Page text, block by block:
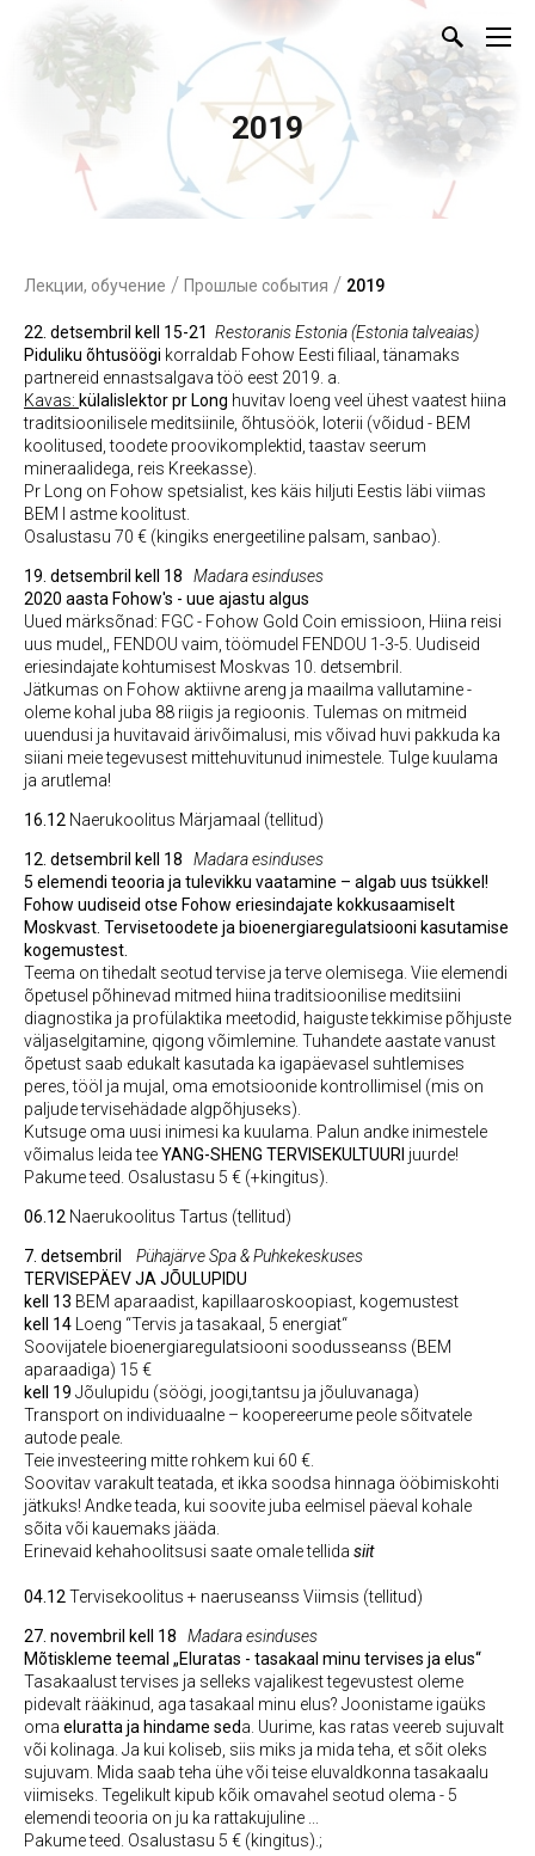
2019
Лекции, обучение / Прошлые события / 2019
22. detsembril kell 15-21 Restoranis Estonia (Estonia talveaias)
Piduliku õhtusöögi korraldab Fohow Eesti filiaal, tänamaks
partnereid ennastsalgava töö eest 2019. a.
Kavas: külalislektor pr Long huvitav loeng veel ühest vaatest hiina
traditsioonilisele meditsiinile, õhtusöök, loterii (võidud - BEM
koolitused, toodete proovikomplektid, taastav seerum
mineraalidega, reis Kreekasse).
Pr Long on Fohow spetsialist, kes käis hiljuti Eestis läbi viimas
BEM I astme koolitust.
Osalustasu 70 € (kingiks energeetiline palsam, sanbao).
19. detsembril kell 18
Madara esinduses
2020 aasta Fohow's - uue ajastu algus
Uued märksõnad: FGC - Fohow Gold Coin emissioon, Hiina reisi
uus mudel,, FENDOU vaim, töömudel FENDOU 1-3-5. Uudiseid
eriesindajate kohtumisest Moskvas 10. detsembril.
Jätkumas on Fohow aktiivne areng ja maailma vallutamine -
oleme kohal juba 88 riigis ja regioonis. Tulemas on mitmeid
uuendusi ja huvitavaid ärivõimalusi, mis võivad huvi pakkuda ka
siiani meie tegevusest mittehuvitunud inimestele. Tulge kuulama
ja arutlema!
16.12 Naerukoolitus Märjamaal (tellitud)
12. detsembril kell 18
Madara esinduses
5 elemendi teooria ja tulevikku vaatamine – algab uus tsükkel!
Fohow uudiseid otse Fohow eriesindajate kokkusaamiselt
Moskvast. Tervisetoodete ja bioenergiaregulatsiooni kasutamise
kogemustest.
Teema on tihedalt seotud tervise ja terve olemisega. Viie elemendi
õpetusel põhinevad mitmed hiina traditsioonilise meditsiini
diagnostika ja profülaktika meetodid, haiguste tekkimise põhjuste
väljaselgitamine, qigong võimlemine. Tuhandete aastate vanust
õpetust saab edukalt kasutada ka igapäevasel suhtlemises
peres, tööl ja mujal, oma emotsioonide kontrollimisel (mis on
paljude tervisehädade algpõhjuseks).
Kutsuge oma uusi inimesi ka kuulama. Palun andke inimestele
võimalus leida teeYANG-SHENG TERVISEKULTUURI juurde!
Pakume teed. Osalustasu 5 € (+kingitus).
06.12 Naerukoolitus Tartus (tellitud)
7. detsembril Pühajärve Spa & Puhkekeskuses
TERVISEPÄEV JA JÕULUPIDU
kell 13 BEM aparaadist, kapillaaroskoopiast, kogemustest
kell 14 Loeng “Tervis ja tasakaal, 5 energiat“
Soovijatele bioenergiaregulatsiooni soodusseanss (BEM
aparaadiga) 15 €
kell 19 Jõulupidu (söögi, joogi,tantsu ja jõuluvanaga)
Transport on individuaalne – koopereerume peole sõitvatele
autode peale.
Teie investeering mitte rohkem kui 60 €.
Soovitav varakult teatada, et ikka soodsa hinnaga ööbimiskohti
jätkuks! Andke teada, kui soovite juba eelmisel päeval kohale
sõita või kauemaks jääda.
Erinevaid kehahoolitsusi saate omale tellida siit
04.12 Tervisekoolitus + naeruseanss Viimsis (tellitud)
27. novembril kell 18
Madara esinduses
Mõtiskleme teemal „Eluratas - tasakaal minu tervises ja elus“
Tasakaalust tervises ja selleks vajalikest tegevustest oleme
pidevalt rääkinud, aga tasakaal minu elus? Joonistame igaüks
oma eluratta ja hindame seda. Uurime, kas ratas veereb sujuvalt
või kolinaga. Ja kui koliseb, siis miks ja mida teha, et sõit oleks
sujuvam. Mida saab teha ühe või teise eluvaldkonna tasakaalu
viimiseks. Tegelikult kipub kõik omavahel seotud olema - 5
elemendi teooria on ju ka rattakujuline ...
Pakume teed. Osalustasu 5 € (kingitus).;